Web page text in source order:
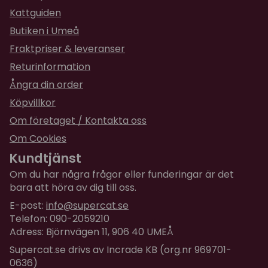
Kattguiden
Butiken i Umeå
Fraktpriser & leveranser
Returinformation
Ångra din order
Köpvillkor
Om företaget / Kontakta oss
Om Cookies
Kundtjänst
Om du har några frågor eller funderingar är det
bara att höra av dig till oss.
E-post: info@supercat.se
Telefon: 090-2059210
Adress: Björnvägen 11, 906 40 UMEÅ
Supercat.se drivs av Incrade KB (org.nr 969701-
0636)